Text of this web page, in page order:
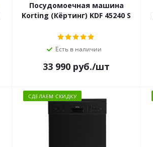
Посудомоечная машина
Korting (Кёртинг) KDF 45240 S
Есть в наличии
33 990 руб./шт
СДЕЛАЕМ СКИДКУ